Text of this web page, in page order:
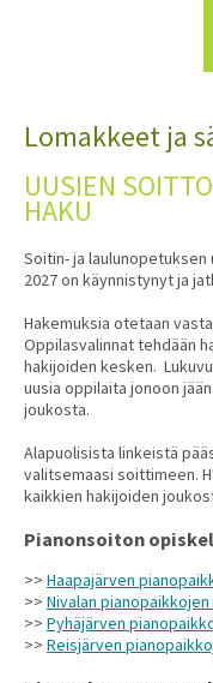
Lomakkeet ja
UUSIEN
HAKU
Soitin- ja
2027 on käynnistynyt ja
Hakemuksia otetaan
Oppilasvalinnat tehdään
hakijoiden kesken.
uusia oppilaita jonoon
joukosta.
Alapuolisista linkeistä
valitsemaasi soittimeen.
kaikkien hakijoiden
Pianonsoiton
>> Haapajärven
>> Nivalan pianopaikkojen
>> Pyhäjärven
>> Reisjärven